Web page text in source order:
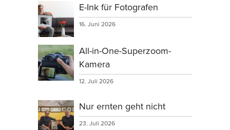
E-Ink für Fotografen
16. Juni 2026
All-in-One-Superzoom-
Kamera
12. Juli 2026
Nur ernten geht nicht
23. Juli 2026